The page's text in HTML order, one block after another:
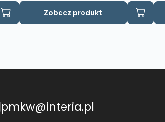
Zobacz produkt
pmkw@interia.pl